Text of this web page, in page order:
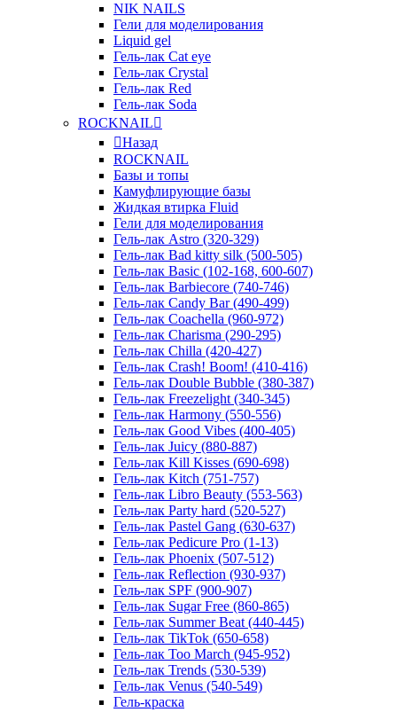
NIK NAILS
Гели для моделирования
Liquid gel
Гель-лак Cat eye
Гель-лак Crystal
Гель-лак Red
Гель-лак Soda
ROCKNAIL
Назад
ROCKNAIL
Базы и топы
Камуфлирующие базы
Жидкая втирка Fluid
Гели для моделирования
Гель-лак Astro (320-329)
Гель-лак Bad kitty silk (500-505)
Гель-лак Basic (102-168, 600-607)
Гель-лак Barbiecore (740-746)
Гель-лак Candy Bar (490-499)
Гель-лак Coachella (960-972)
Гель-лак Charisma (290-295)
Гель-лак Chilla (420-427)
Гель-лак Crash! Boom! (410-416)
Гель-лак Double Bubble (380-387)
Гель-лак Freezelight (340-345)
Гель-лак Harmony (550-556)
Гель-лак Good Vibes (400-405)
Гель-лак Juicy (880-887)
Гель-лак Kill Kisses (690-698)
Гель-лак Kitch (751-757)
Гель-лак Libro Beauty (553-563)
Гель-лак Party hard (520-527)
Гель-лак Pastel Gang (630-637)
Гель-лак Pedicure Pro (1-13)
Гель-лак Phoenix (507-512)
Гель-лак Reflection (930-937)
Гель-лак SPF (900-907)
Гель-лак Sugar Free (860-865)
Гель-лак Summer Beat (440-445)
Гель-лак TikTok (650-658)
Гель-лак Too March (945-952)
Гель-лак Trends (530-539)
Гель-лак Venus (540-549)
Гель-краска